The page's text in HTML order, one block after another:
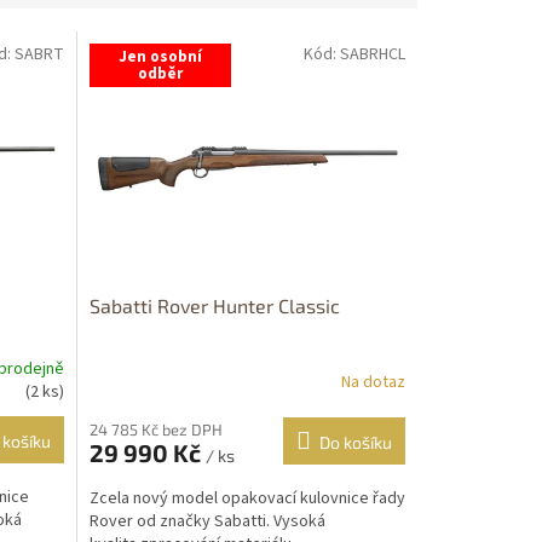
(2 ks)
SABRT Jen osobní
odběr
Sabatti Rover Hunter Classic
Na dotaz
24 785 Kč bez DPH
29 990 Kč / ks
Do košíku
Zcela nový model opakovací kulovnice řady
Rover od značky Sabatti. Vysoká
Kód: SABRHCL